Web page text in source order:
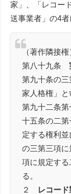
家」、「レコー
送事業者」の4者
（著作隣接権
第八十九条
第九十条の
家人格権」と
第九十二条
十五条の二
定する権利
の三第三項
項に規定す
る。
２
レコー